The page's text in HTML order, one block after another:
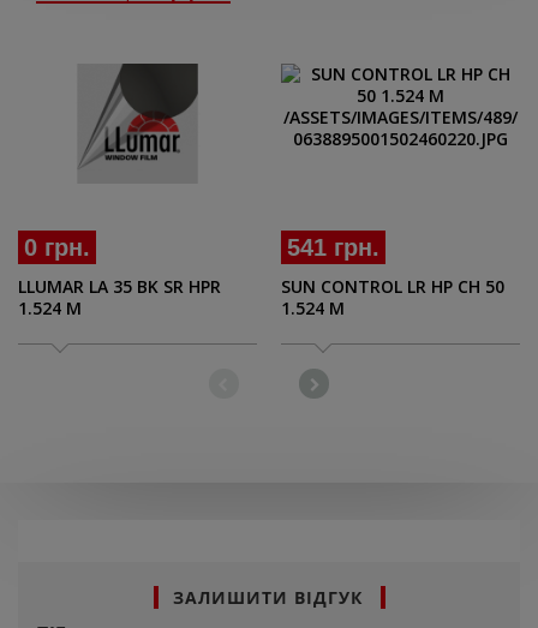
0 грн.
LLUMAR LA 35 BK SR HPR
1.524 M
541 грн.
SUN CONTROL LR HP CH 50
1.524 M
ЗАЛИШИТИ ВІДГУК